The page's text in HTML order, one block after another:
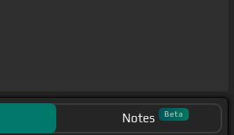
Notes Beta